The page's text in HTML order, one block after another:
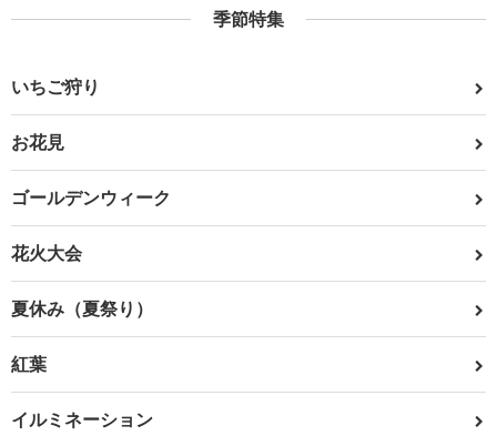
季節特集
いちご狩り
お花見
ゴールデンウィーク
花火大会
夏休み（夏祭り）
紅葉
イルミネーション